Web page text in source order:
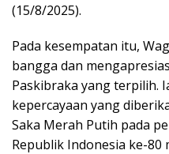
(15/8/2025).
Pada kesempatan itu,
bangga dan
Paskibraka yang terpilih.
kepercayaan yang
Saka Merah Putih pada
Republik Indonesia ke-80